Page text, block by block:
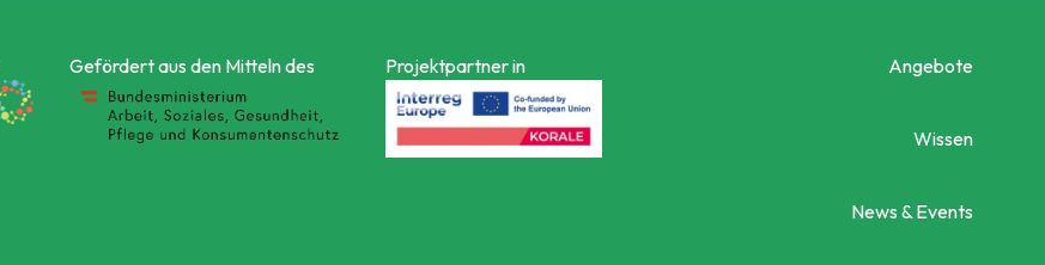
Gefördert aus den Mitteln des Projektpartner in Angebote
Wissen
News & Events